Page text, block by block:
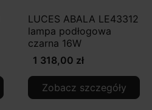
LUCES ABALA LE43312
lampa podłogowa
czarna 16W
1 318,00 zł
Zobacz szczegóły